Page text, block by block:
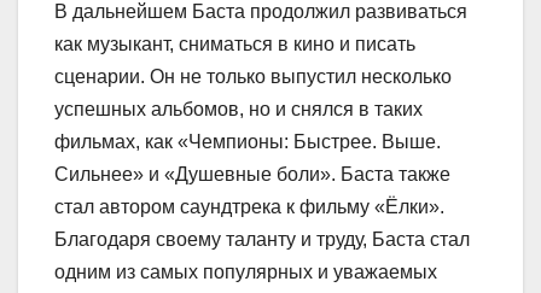
В дальнейшем Баста продолжил развиваться
как музыкант, сниматься в кино и писать
сценарии. Он не только выпустил несколько
успешных альбомов, но и снялся в таких
фильмах, как «Чемпионы: Быстрее. Выше.
Сильнее» и «Душевные боли». Баста также
стал автором саундтрека к фильму «Ёлки».
Благодаря своему таланту и труду, Баста стал
одним из самых популярных и уважаемых